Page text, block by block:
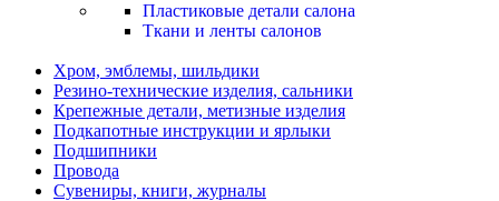
Пластиковые детали салона
Ткани и ленты салонов
Хром, эмблемы, шильдики
Резино-технические изделия, сальники
Крепежные детали, метизные изделия
Подкапотные инструкции и ярлыки
Подшипники
Провода
Сувениры, книги, журналы